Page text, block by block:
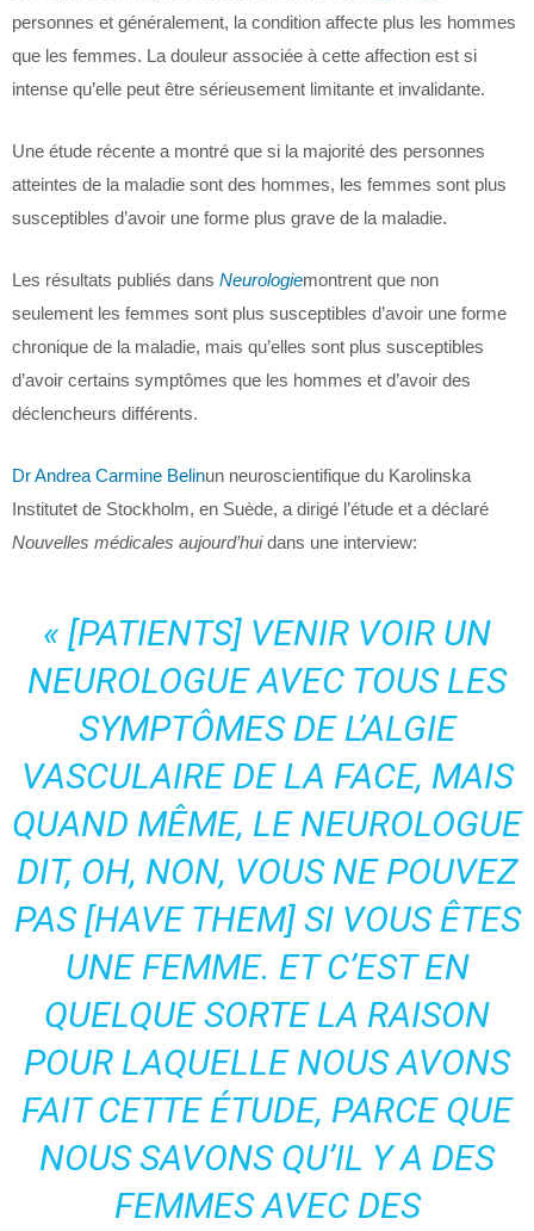
personnes et généralement, la condition affecte plus les hommes
que les femmes. La douleur associée à cette affection est si
intense qu’elle peut être sérieusement limitante et invalidante.
Une étude récente a montré que si la majorité des personnes
atteintes de la maladie sont des hommes, les femmes sont plus
susceptibles d’avoir une forme plus grave de la maladie.
Les résultats publiés dans Neurologiemontrent que non
seulement les femmes sont plus susceptibles d’avoir une forme
chronique de la maladie, mais qu’elles sont plus susceptibles
d’avoir certains symptômes que les hommes et d’avoir des
déclencheurs différents.
Dr Andrea Carmine Belinun neuroscientifique du Karolinska
Institutet de Stockholm, en Suède, a dirigé l’étude et a déclaré
Nouvelles médicales aujourd’huidans une interview:
« [PATIENTS] VENIR VOIR UN
NEUROLOGUE AVEC TOUS LES
SYMPTÔMES DE L’ALGIE
VASCULAIRE DE LA FACE, MAIS
QUAND MÊME, LE NEUROLOGUE
DIT, OH, NON, VOUS NE POUVEZ
PAS [HAVE THEM] SI VOUS ÊTES
UNE FEMME. ET C’EST EN
QUELQUE SORTE LA RAISON
POUR LAQUELLE NOUS AVONS
FAIT CETTE ÉTUDE, PARCE QUE
NOUS SAVONS QU’IL Y A DES
FEMMES AVEC DES